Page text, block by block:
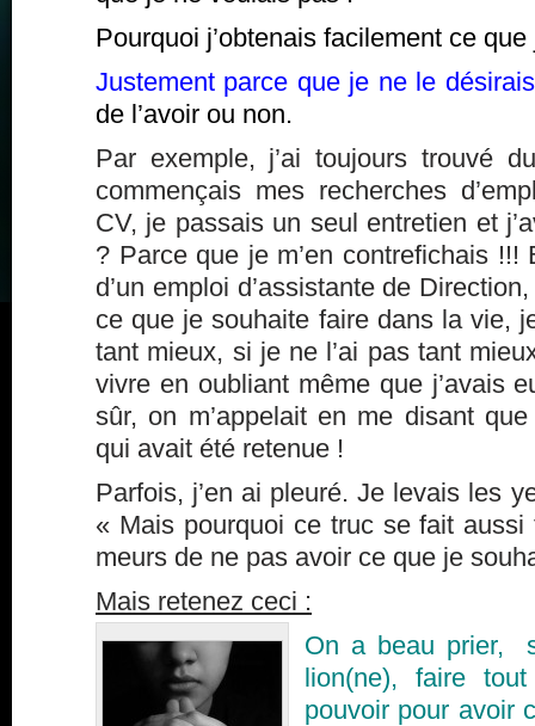
Pourquoi j’obtenais facilement ce
Justement parce que je ne le
de l’avoir ou non.
Par exemple, j’ai toujours trouvé
commençais mes recherches
CV, je passais un seul entretien et
? Parce que je m’en contrefichais !!!
d’un emploi d’assistante de
ce que je souhaite faire dans la vie,
tant mieux, si je ne l’ai pas tant
vivre en oubliant même que j’avais
sûr, on m’appelait en me disant
qui avait été retenue !
Parfois, j’en ai pleuré. Je levais les
« Mais pourquoi ce truc se fait
meurs de ne pas avoir ce que je
Mais retenez ceci :
On a beau prier,
lion(ne), faire
pouvoir pour avoir